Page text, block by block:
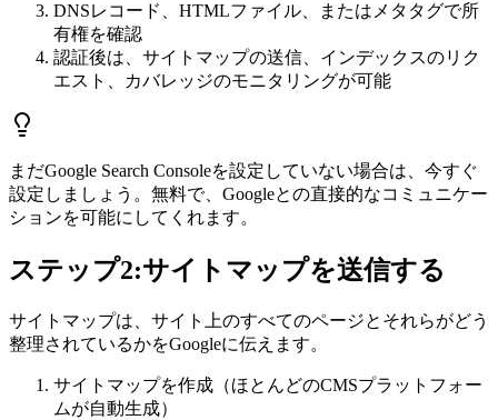
DNSレコード、HTMLファイル、またはメタタグで所
有権を確認
認証後は、サイトマップの送信、インデックスのリク
エスト、カバレッジのモニタリングが可能
まだGoogle Search Consoleを設定していない場合は、今すぐ
設定しましょう。無料で、Googleとの直接的なコミュニケー
ションを可能にしてくれます。
ステップ2:サイトマップを送信する
サイトマップは、サイト上のすべてのページとそれらがどう
整理されているかをGoogleに伝えます。
サイトマップを作成（ほとんどのCMSプラットフォー
ムが自動生成）